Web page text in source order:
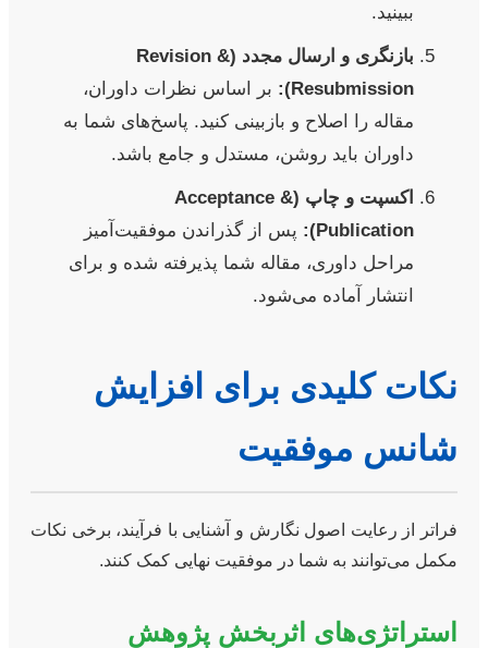
ببینید.
بازنگری و ارسال مجدد (Revision &
Resubmission):
بر اساس نظرات داوران،
مقاله را اصلاح و بازبینی کنید. پاسخ‌های شما به
داوران باید روشن، مستدل و جامع باشد.
اکسپت و چاپ (Acceptance &
Publication):
پس از گذراندن موفقیت‌آمیز
مراحل داوری، مقاله شما پذیرفته شده و برای
انتشار آماده می‌شود.
نکات کلیدی برای افزایش
شانس موفقیت
فراتر از رعایت اصول نگارش و آشنایی با فرآیند، برخی نکات
مکمل می‌توانند به شما در موفقیت نهایی کمک کنند.
استراتژی‌های اثربخش پژوهش